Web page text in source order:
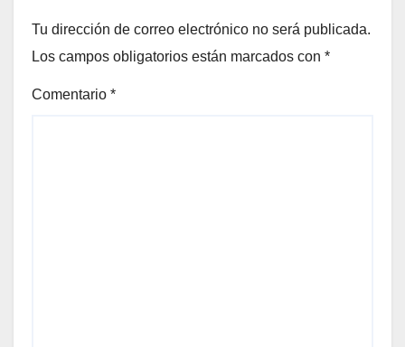
Tu dirección de correo electrónico no será publicada.
Los campos obligatorios están marcados con *
Comentario *